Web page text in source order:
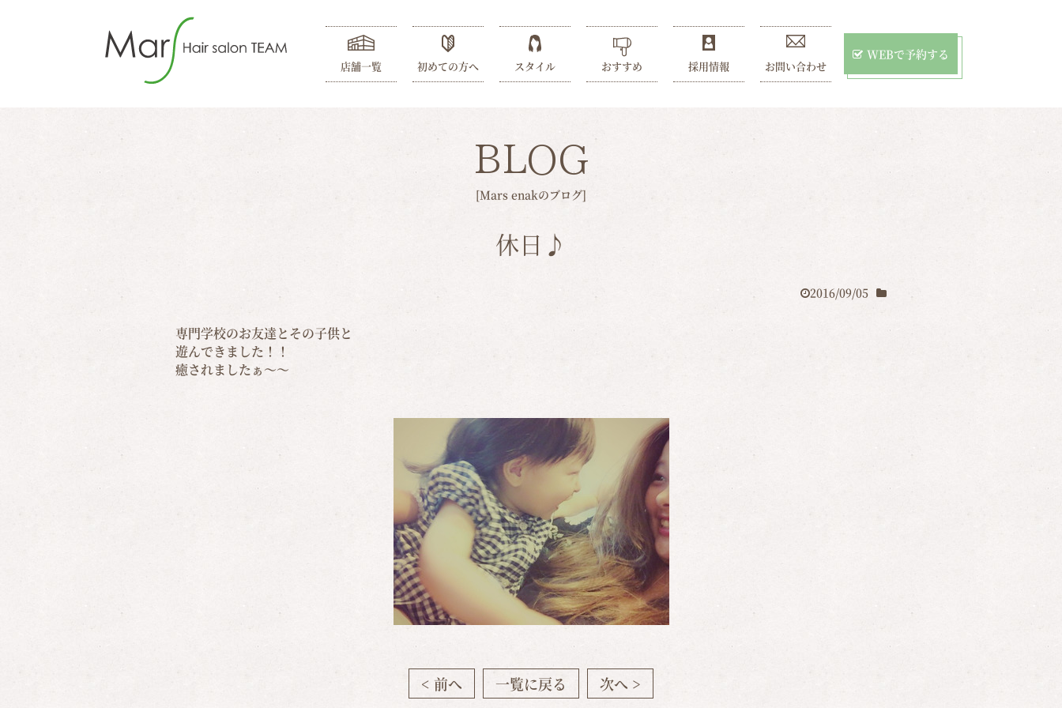
店舗一覧 初めての方へ スタイル おすすめ 採用情報 お問い合わせ
WEBで予約する
BLOG
[Mars enakのブログ]
休日♪
2016/09/05
専門学校のお友達とその子供と
遊んできました！！
癒されましたぁ～～
< 前へ 一覧に戻る 次へ >